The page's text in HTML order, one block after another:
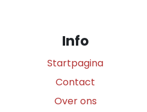
Info
Startpagina
Contact
Over ons